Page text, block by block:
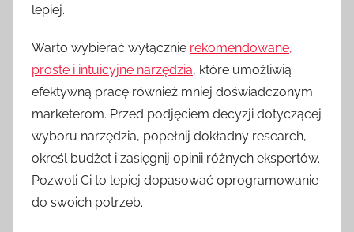
lepiej.
Warto wybierać wyłącznie rekomendowane,
proste i intuicyjne narzędzia, które umożliwią
efektywną pracę również mniej doświadczonym
marketerom. Przed podjęciem decyzji dotyczącej
wyboru narzędzia, popełnij dokładny research,
określ budżet i zasięgnij opinii różnych ekspertów.
Pozwoli Ci to lepiej dopasować oprogramowanie
do swoich potrzeb.